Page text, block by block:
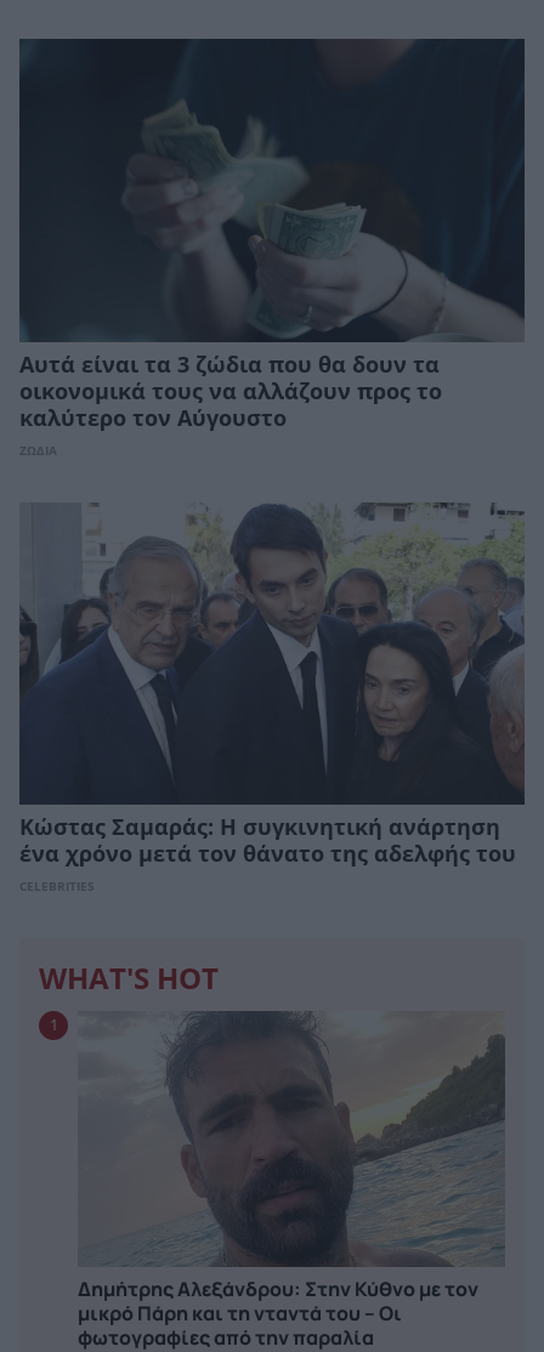
Αυτά είναι τα 3 ζώδια που θα δουν τα
οικονομικά τους να αλλάζουν προς το
καλύτερο τον Αύγουστο
ΖΩΔΙΑ
Κώστας Σαμαράς: Η συγκινητική ανάρτηση
ένα χρόνο μετά τον θάνατο της αδελφής του
CELEBRITIES
WHAT'S HOT
1
Δημήτρης Αλεξάνδρου: Στην Κύθνο με τον
μικρό Πάρη και τη νταντά του – Οι
φωτογραφίες από την παραλία